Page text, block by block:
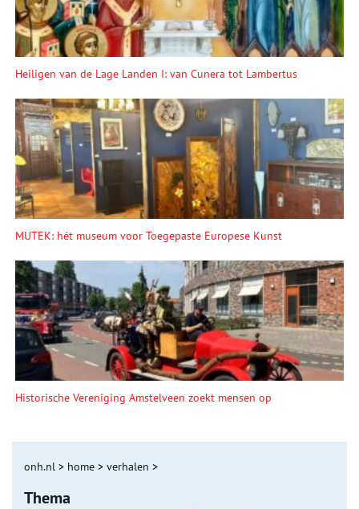
Heiligen van de Lage Landen I: van Cunera tot Lambertus
MUTEK: hét museum voor Toegepaste Europese Kunst
Historische Vereniging Amstelveen zoekt mensen op
onh.nl > home > verhalen >
Thema